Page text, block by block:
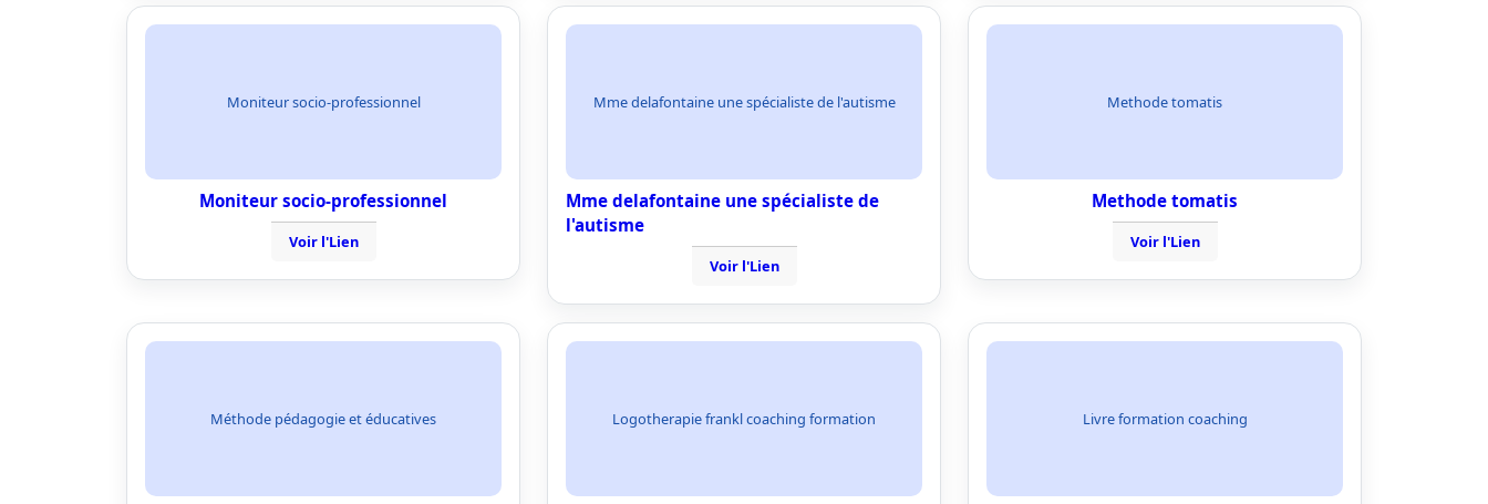
Moniteur socio-professionnel
Moniteur socio-professionnel
Voir l'Lien
Mme delafontaine une spécialiste de l'autisme
Mme delafontaine une spécialiste de
l'autisme
Voir l'Lien
Methode tomatis
Methode tomatis
Voir l'Lien
Méthode pédagogie et éducatives Logotherapie frankl coaching formation Livre formation coaching